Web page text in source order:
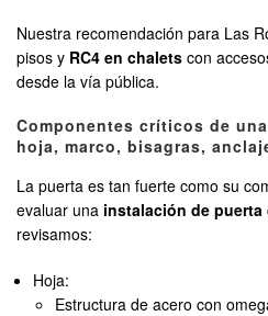
Nuestra recomendación para Las
pisos y RC4 en chalets con
desde la vía pública.
Componentes críticos de
hoja, marco, bisagras,
La puerta es tan fuerte como su
evaluar una instalación de puerta
revisamos:
Hoja:
Estructura de acero con